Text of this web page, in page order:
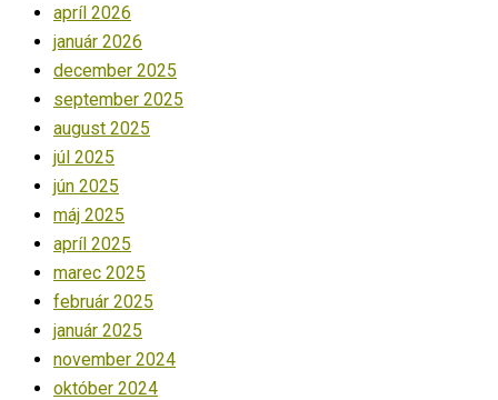
apríl 2026
január 2026
december 2025
september 2025
august 2025
júl 2025
jún 2025
máj 2025
apríl 2025
marec 2025
február 2025
január 2025
november 2024
október 2024